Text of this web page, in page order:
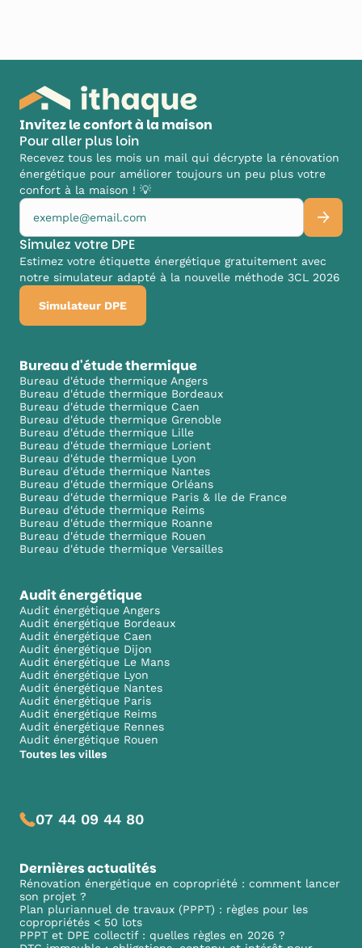
Invitez le confort à la maison
Pour aller plus loin
Recevez tous les mois un mail qui décrypte la rénovation
énergétique pour améliorer toujours un peu plus votre
confort à la maison ! 💡
Simulez votre DPE
Estimez votre étiquette énergétique gratuitement avec
notre simulateur adapté à la nouvelle méthode 3CL 2026
Simulateur DPE
Bureau d'étude thermique
Bureau d'étude thermique Angers
Bureau d'étude thermique Bordeaux
Bureau d'étude thermique Caen
Bureau d'étude thermique Grenoble
Bureau d'étude thermique Lille
Bureau d'étude thermique Lorient
Bureau d'étude thermique Lyon
Bureau d'étude thermique Nantes
Bureau d'étude thermique Orléans
Bureau d'étude thermique Paris & Ile de France
Bureau d'étude thermique Reims
Bureau d'étude thermique Roanne
Bureau d'étude thermique Rouen
Bureau d'étude thermique Versailles
Audit énergétique
Audit énergétique Angers
Audit énergétique Bordeaux
Audit énergétique Caen
Audit énergétique Dijon
Audit énergétique Le Mans
Audit énergétique Lyon
Audit énergétique Nantes
Audit énergétique Paris
Audit énergétique Reims
Audit énergétique Rennes
Audit énergétique Rouen
Toutes les villes
07 44 09 44 80
Dernières actualités
Rénovation énergétique en copropriété : comment lancer
son projet ?
Plan pluriannuel de travaux (PPPT) : règles pour les
copropriétés < 50 lots
PPPT et DPE collectif : quelles règles en 2026 ?